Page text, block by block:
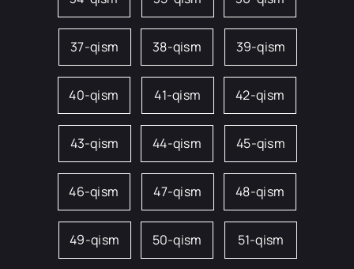
37-qism 38-qism 39-qism
40-qism 41-qism 42-qism
43-qism 44-qism 45-qism
46-qism 47-qism 48-qism
49-qism 50-qism 51-qism